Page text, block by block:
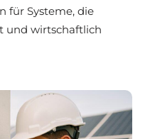
für Systeme, die
und wirtschaftlich